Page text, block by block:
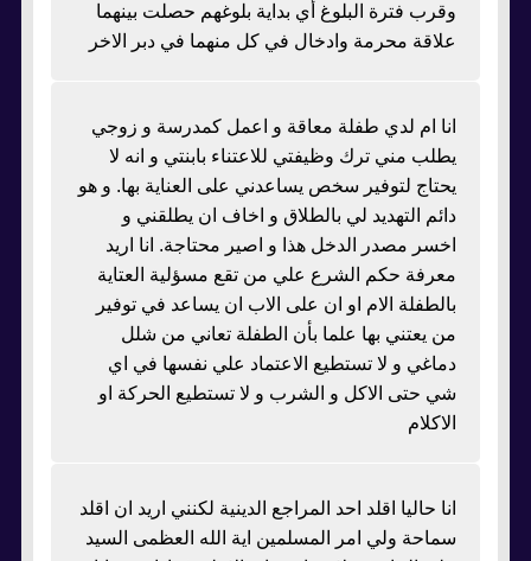
وقرب فترة البلوغ أي بداية بلوغهم حصلت بينهما
علاقة محرمة وادخال في كل منهما في دبر الاخر
انا ام لدي طفلة معاقة و اعمل كمدرسة و زوجي
يطلب مني ترك وظيفتي للاعتناء بابنتي و انه لا
يحتاج لتوفير سخص يساعدني على العناية بها. و هو
دائم التهديد لي بالطلاق و اخاف ان يطلقني و
اخسر مصدر الدخل هذا و اصير محتاجة. انا اريد
معرفة حكم الشرع علي من تقع مسؤلية العتاية
بالطفلة الام او ان على الاب ان يساعد في توفير
من يعتني بها علما بأن الطفلة تعاني من شلل
دماغي و لا تستطيع الاعتماد علي نفسها في اي
شي حتى الاكل و الشرب و لا تستطيع الحركة او
الاكلام
انا حاليا اقلد احد المراجع الدينية لكنني اريد ان اقلد
سماحة ولي امر المسلمين اية الله العظمى السيد